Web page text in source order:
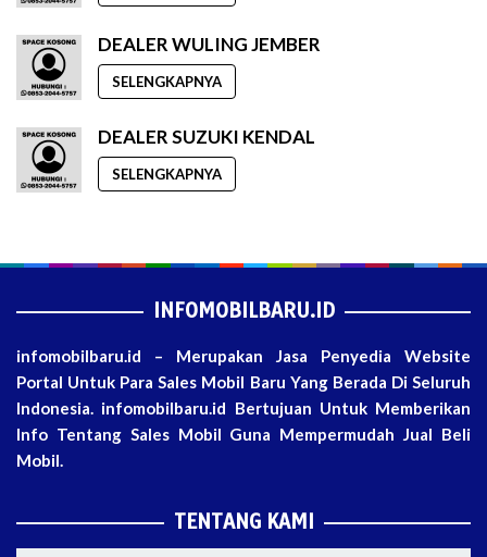
DEALER WULING JEMBER
SELENGKAPNYA
DEALER SUZUKI KENDAL
SELENGKAPNYA
INFOMOBILBARU.ID
infomobilbaru.id – Merupakan Jasa Penyedia Website
Portal Untuk Para Sales Mobil Baru Yang Berada Di Seluruh
Indonesia. infomobilbaru.id Bertujuan Untuk Memberikan
Info Tentang Sales Mobil Guna Mempermudah Jual Beli
Mobil.
TENTANG KAMI